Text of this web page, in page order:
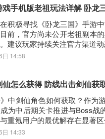
戏手机版老祖玩法详解 卧龙
积极寻找《卧龙三国》手游
前，官方尚未公开老祖副本
建议玩家持续关注官方渠道
日 14:58
仙怎么获得 防线出击剑仙获
》中剑仙角色如何获取？作
为中后期关卡推进与Boss
重氪用户的最优解存在显著
日 14:33